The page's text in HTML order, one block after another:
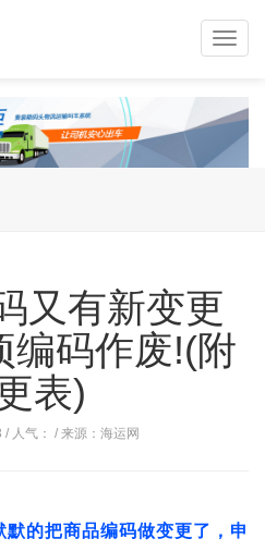
又有新变更
编码作废!(附
表)
人气： / 来源：海运网
的把商品编码做变更了，申